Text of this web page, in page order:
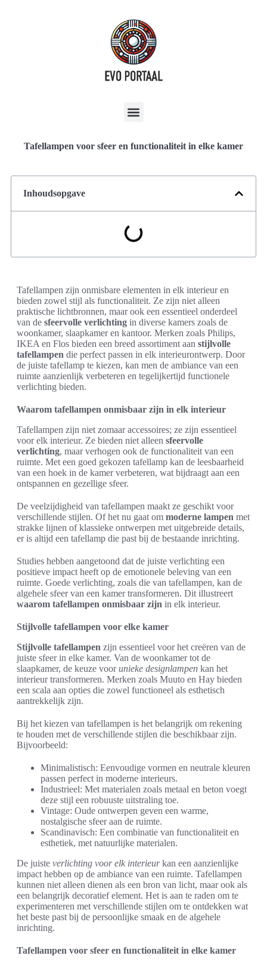
Tafellampen voor sfeer en functionaliteit in elke kamer
Inhoudsopgave
Tafellampen zijn onmisbare elementen in elk interieur en
bieden zowel stijl als functionaliteit. Ze zijn niet alleen
praktische lichtbronnen, maar ook een essentieel onderdeel
van de sfeervolle verlichting in diverse kamers zoals de
woonkamer, slaapkamer en kantoor. Merken zoals Philips,
IKEA en Flos bieden een breed assortiment aan stijlvolle
tafellampen die perfect passen in elk interieurontwerp. Door
de juiste tafellamp te kiezen, kan men de ambiance van een
ruimte aanzienlijk verbeteren en tegelijkertijd functionele
verlichting bieden.
Waarom tafellampen onmisbaar zijn in elk interieur
Tafellampen zijn niet zomaar accessoires; ze zijn essentieel
voor elk interieur. Ze bieden niet alleen sfeervolle
verlichting, maar verhogen ook de functionaliteit van een
ruimte. Met een goed gekozen tafellamp kan de leesbaarheid
van een hoek in de kamer verbeteren, wat bijdraagt aan een
ontspannen en gezellige sfeer.
De veelzijdigheid van tafellampen maakt ze geschikt voor
verschillende stijlen. Of het nu gaat om moderne lampen met
strakke lijnen of klassieke ontwerpen met uitgebreide details,
er is altijd een tafellamp die past bij de bestaande inrichting.
Studies hebben aangetoond dat de juiste verlichting een
positieve impact heeft op de emotionele beleving van een
ruimte. Goede verlichting, zoals die van tafellampen, kan de
algehele sfeer van een kamer transformeren. Dit illustreert
waarom tafellampen onmisbaar zijn in elk interieur.
Stijlvolle tafellampen voor elke kamer
Stijlvolle tafellampen zijn essentieel voor het creëren van de
juiste sfeer in elke kamer. Van de woonkamer tot de
slaapkamer, de keuze voorunieke designlampen kan het
interieur transformeren. Merken zoals Muuto en Hay bieden
een scala aan opties die zowel functioneel als esthetisch
aantrekkelijk zijn.
Bij het kiezen van tafellampen is het belangrijk om rekening
te houden met de verschillende stijlen die beschikbaar zijn.
Bijvoorbeeld:
Minimalistisch: Eenvoudige vormen en neutrale kleuren
passen perfect in moderne interieurs.
Industrieel: Met materialen zoals metaal en beton voegt
deze stijl een robuuste uitstraling toe.
Vintage: Oude ontwerpen geven een warme,
nostalgische sfeer aan de ruimte.
Scandinavisch: Een combinatie van functionaliteit en
esthetiek, met natuurlijke materialen.
De juiste verlichting voor elk interieurkan een aanzienlijke
impact hebben op de ambiance van een ruimte. Tafellampen
kunnen niet alleen dienen als een bron van licht, maar ook als
een belangrijk decoratief element. Het is aan te raden om te
experimenteren met verschillende stijlen om te ontdekken wat
het beste past bij de persoonlijke smaak en de algehele
inrichting.
Tafellampen voor sfeer en functionaliteit in elke kamer